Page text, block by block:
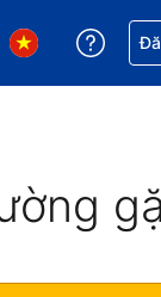
tiền tệ của
Chọn ngôn